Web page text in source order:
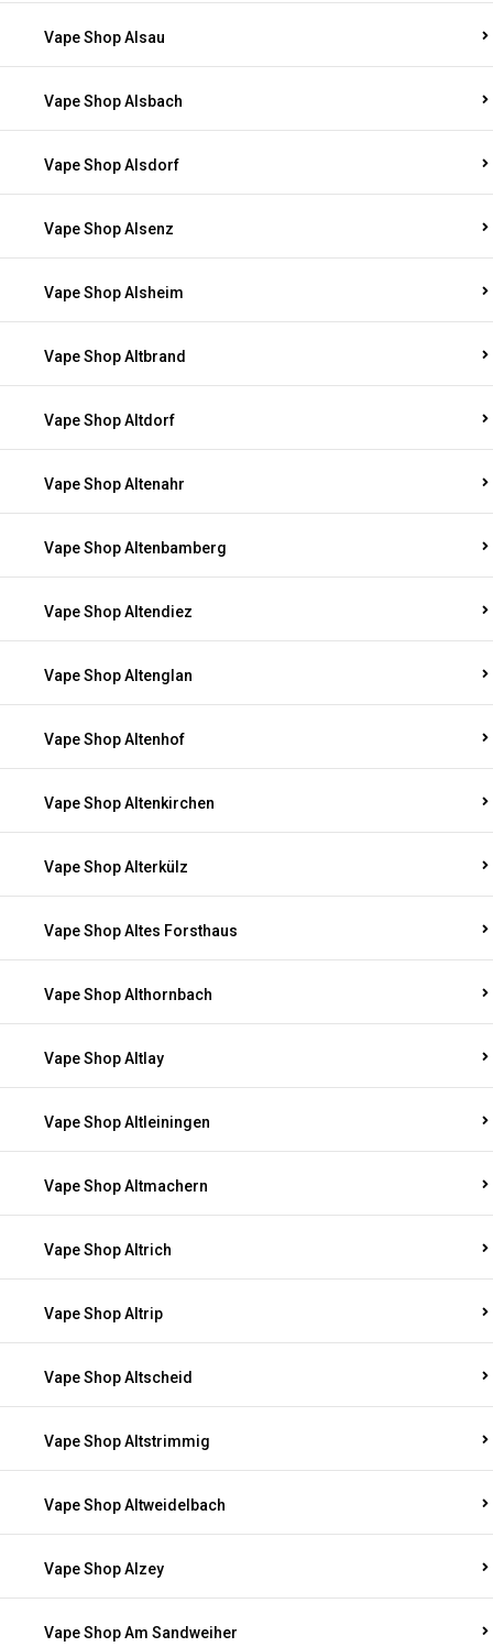
Vape Shop Alsau
Vape Shop Alsbach
Vape Shop Alsdorf
Vape Shop Alsenz
Vape Shop Alsheim
Vape Shop Altbrand
Vape Shop Altdorf
Vape Shop Altenahr
Vape Shop Altenbamberg
Vape Shop Altendiez
Vape Shop Altenglan
Vape Shop Altenhof
Vape Shop Altenkirchen
Vape Shop Alterkülz
Vape Shop Altes Forsthaus
Vape Shop Althornbach
Vape Shop Altlay
Vape Shop Altleiningen
Vape Shop Altmachern
Vape Shop Altrich
Vape Shop Altrip
Vape Shop Altscheid
Vape Shop Altstrimmig
Vape Shop Altweidelbach
Vape Shop Alzey
Vape Shop Am Sandweiher